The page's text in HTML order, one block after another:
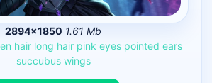
2894×1850 1.61 Mb
hair long hair pink eyes pointed ears
succubus wings